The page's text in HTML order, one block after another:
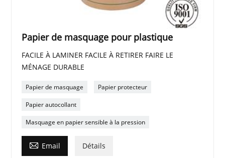
Papier de masquage pour plastique
FACILE À LAMINER FACILE À RETIRER FAIRE LE
MÉNAGE DURABLE
Papier de masquage Papier protecteur
Papier autocollant
Masquage en papier sensible à la pression
 Email Détails